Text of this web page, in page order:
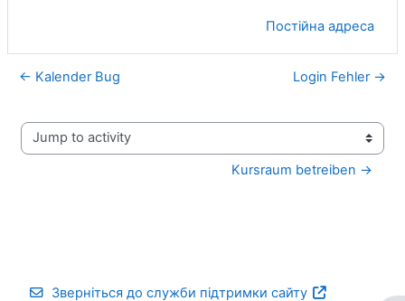
Постійна адреса
← Kalender Bug Login Fehler →
Jump to activity
Kursraum betreiben →
Зверніться до служби підтримки сайту